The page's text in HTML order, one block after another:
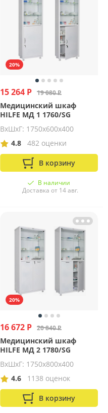
20%
15 264 Р 19 080 Р
Медицинский шкаф
HILFE МД 1 1760/SG
ВхШхГ: 1750х600х400
4.8
482 оценки
В корзину
В наличии
Доставка от 14 авг.
20%
16 672 Р 20 840 Р
Медицинский шкаф
HILFE МД 2 1780/SG
ВхШхГ: 1750х800х400
4.6
1138 оценок
В корзину